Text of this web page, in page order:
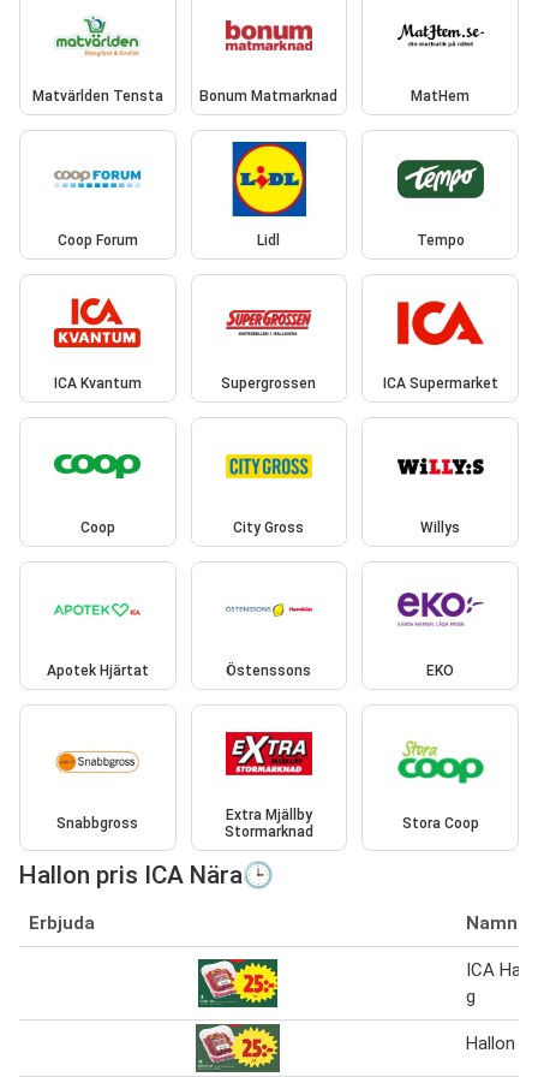
Matvärlden Tensta Bonum Matmarknad MatHem
Coop Forum Lidl Tempo
ICA Kvantum Supergrossen ICA Supermarket
Coop City Gross Willys
Apotek Hjärtat Östenssons EKO
Snabbgross
Extra Mjällby
Stormarknad
Stora Coop
Hallon pris ICA Nära🕒
Erbjuda Namn
ICA
g
Hallon i